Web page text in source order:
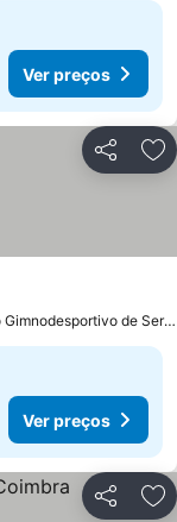
Ver preços
Partilhar
a 18.4 km de Pavilhão Gimnodesportivo de Serpins
Ver preços
Partilhar